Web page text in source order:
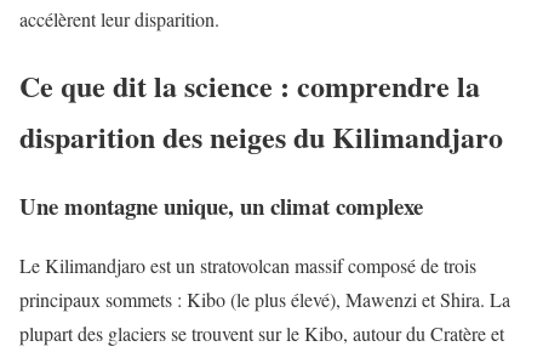
accélèrent leur disparition.
Ce que dit la science : comprendre la
disparition des neiges du Kilimandjaro
Une montagne unique, un climat complexe
Le Kilimandjaro est un stratovolcan massif composé de trois
principaux sommets : Kibo (le plus élevé), Mawenzi et Shira. La
plupart des glaciers se trouvent sur le Kibo, autour du Cratère et